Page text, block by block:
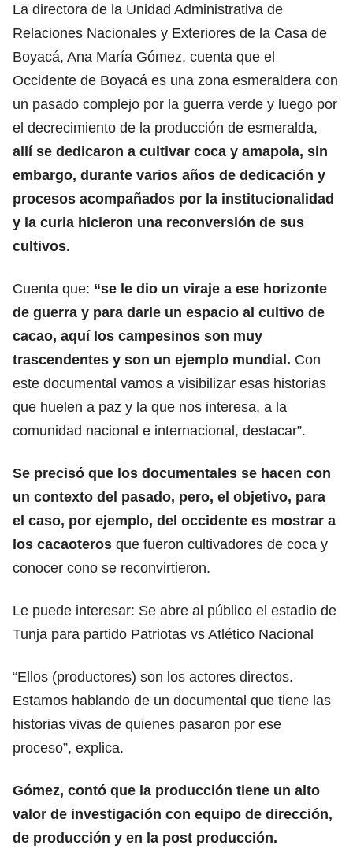
La directora de la Unidad Administrativa de
Relaciones Nacionales y Exteriores de la Casa de
Boyacá, Ana María Gómez, cuenta que el
Occidente de Boyacá es una zona esmeraldera con
un pasado complejo por la guerra verde y luego por
el decrecimiento de la producción de esmeralda,
allí se dedicaron a cultivar coca y amapola, sin
embargo, durante varios años de dedicación y
procesos acompañados por la institucionalidad
y la curia hicieron una reconversión de sus
cultivos.
Cuenta que: “se le dio un viraje a ese horizonte
de guerra y para darle un espacio al cultivo de
cacao, aquí los campesinos son muy
trascendentes y son un ejemplo mundial. Con
este documental vamos a visibilizar esas historias
que huelen a paz y la que nos interesa, a la
comunidad nacional e internacional, destacar”.
Se precisó que los documentales se hacen con
un contexto del pasado, pero, el objetivo, para
el caso, por ejemplo, del occidente es mostrar a
los cacaoteros que fueron cultivadores de coca y
conocer cono se reconvirtieron.
Le puede interesar: Se abre al público el estadio de
Tunja para partido Patriotas vs Atlético Nacional
“Ellos (productores) son los actores directos.
Estamos hablando de un documental que tiene las
historias vivas de quienes pasaron por ese
proceso”, explica.
Gómez, contó que la producción tiene un alto
valor de investigación con equipo de dirección,
de producción y en la post producción.